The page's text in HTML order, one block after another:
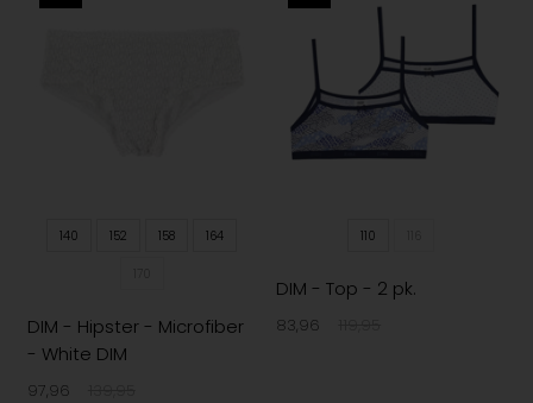
140 152 158 164
DIM - Hipster - Microfiber
- White DIM
97,96
110
DIM - Top - 2 pk.
83,96